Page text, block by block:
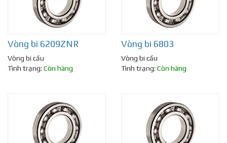
Vòng bi 6209ZNR
Vòng bi cầu
Tình trạng: Còn hàng
Vòng bi 6803
Vòng bi cầu
Tình trạng: Còn hàng